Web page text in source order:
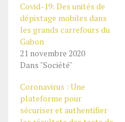
Covid-19: Des unités de
dépistage mobiles dans
les grands carrefours du
Gabon
21 novembre 2020
Dans "Société"
Coronavirus : Une
plateforme pour
sécuriser et authentifier